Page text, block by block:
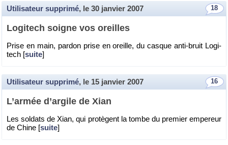
18
Utilisateur supprimé, le 30 janvier 2007
Lo­gi­tech soigne vos oreilles
Prise en main, par­don prise en oreille, du casque anti-bruit Lo­gi­
tech [suite]
16
Utilisateur supprimé, le 15 janvier 2007
L’ar­mée d’ar­gile de Xian
Les sol­dats de Xian, qui pro­tègent la tombe du pre­mier em­pe­reur
de Chine [suite]